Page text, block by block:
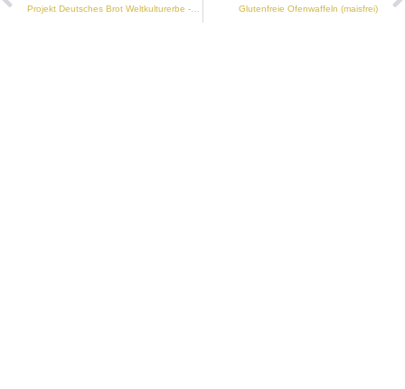
Glutenfreie Ofenwaffeln (maisfrei)